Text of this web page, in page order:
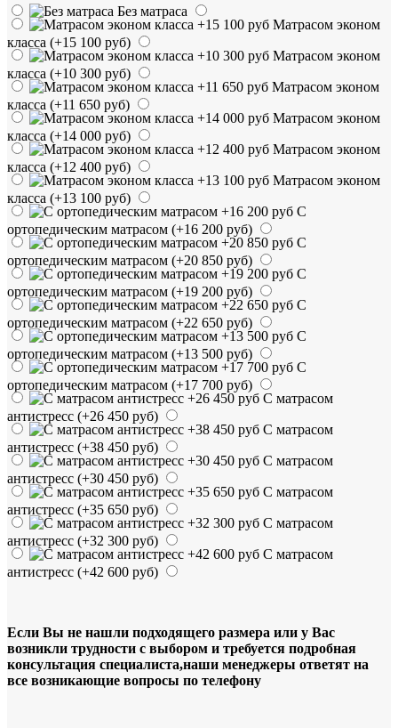
Без матраса
Матрасом эконом
класса (+15 100 руб)
Матрасом эконом
класса (+10 300 руб)
Матрасом эконом
класса (+11 650 руб)
Матрасом эконом
класса (+14 000 руб)
Матрасом эконом
класса (+12 400 руб)
Матрасом эконом
класса (+13 100 руб)
С
ортопедическим матрасом (+16 200 руб)
С
ортопедическим матрасом (+20 850 руб)
С
ортопедическим матрасом (+19 200 руб)
С
ортопедическим матрасом (+22 650 руб)
С
ортопедическим матрасом (+13 500 руб)
С
ортопедическим матрасом (+17 700 руб)
С матрасом
антистресс (+26 450 руб)
С матрасом
антистресс (+38 450 руб)
С матрасом
антистресс (+30 450 руб)
С матрасом
антистресс (+35 650 руб)
С матрасом
антистресс (+32 300 руб)
С матрасом
антистресс (+42 600 руб)
Если Вы не нашли подходящего размера или у Вас
возникли трудности с выбором и требуется подробная
консультация специалиста,наши менеджеры ответят на
все возникающие вопросы по телефону